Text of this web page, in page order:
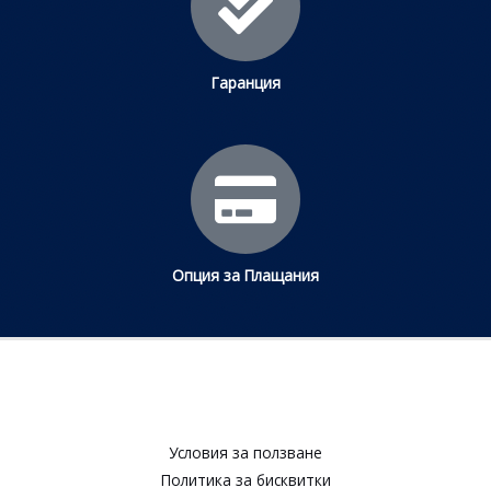
Гаранция
Опция за Плащания
Условия за ползване​
Политика за бисквитки​